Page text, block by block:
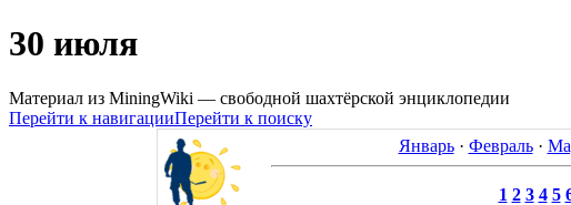
30 июля
Материал из MiningWiki — свободной шахтёрской энциклопедии
Перейти к навигацииПерейти к поиску
Январь· Февраль·
1 2 3 4 5